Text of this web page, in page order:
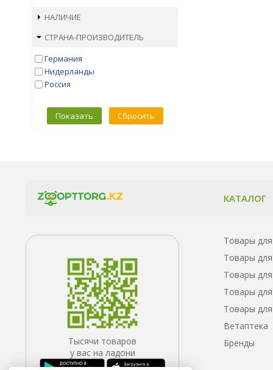
НАЛИЧИЕ
СТРАНА-ПРОИЗВОДИТЕЛЬ
Германия
Нидерланды
Россия
Показать Сбросить
Тысячи товаров
у вас на ладони
КАТАЛОГ
Товары
Товары
Товары
Товары
Товары
Ветаптека
Бренды